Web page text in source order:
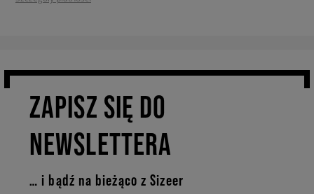
ZAPISZ SIĘ DO
NEWSLETTERA
… i bądź na bieżąco z Sizeer